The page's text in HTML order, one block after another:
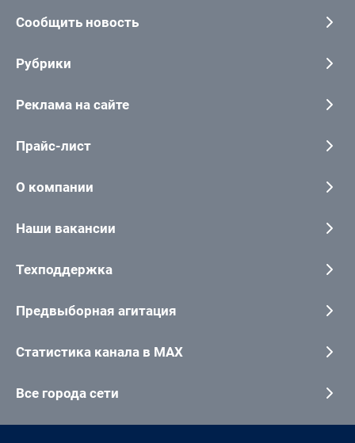
Сообщить новость
Рубрики
Реклама на сайте
Прайс-лист
О компании
Наши вакансии
Техподдержка
Предвыборная агитация
Статистика канала в MAX
Все города сети